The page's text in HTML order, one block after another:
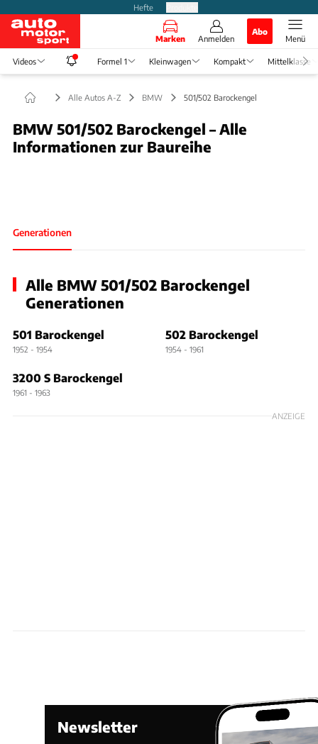
Hefte
Marken Anmelden
Abo
Menü
Videos Formel 1 Kleinwagen Kompakt Mittelklasse
Alle Autos A-Z BMW 501/502 Barockengel
BMW 501/502 Barockengel – Alle
Informationen zur BaureiheFoto: BMW
Generationen
Alle BMW 501/502 Barockengel
Generationen
501 Barockengel
1952 - 1954
502 Barockengel
1954 - 1961
3200 S Barockengel
1961 - 1963
ANZEIGE
Newsletter